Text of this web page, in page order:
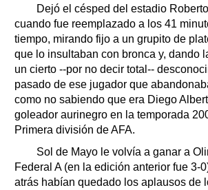
Fúnebres
Edictos
Teléfonos de
Dejó el césped del estadio
cuando fue reemplazado a los 41
tiempo, mirando fijo a un grupito de
que lo insultaban con bronca y, dando
un cierto --por no decir total--
pasado de ese jugador que
como no sabiendo que era Diego
goleador aurinegro en la temporada
Primera división de AFA.
Sol de Mayo le volvía a ganar a
Federal A (en la edición anterior fue 3-
atrás habían quedado los aplausos de